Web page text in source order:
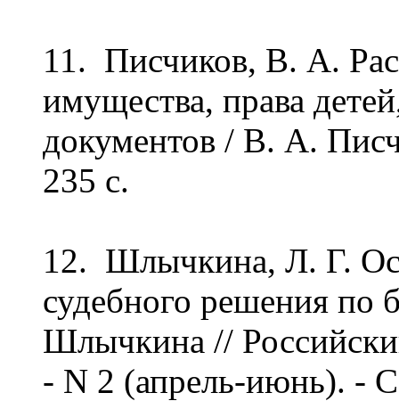
11. Писчиков, В. А.
имущества, права
документов / В. А.
235 c.
12. Шлычкина, Л. Г.
судебного решения по
Шлычкина //
- N 2 (апрель-июнь). -